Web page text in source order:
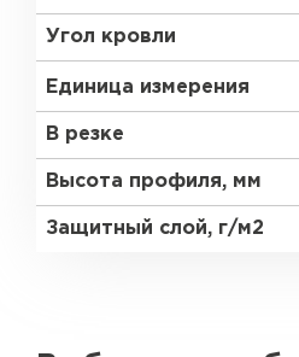
Угол кровли
Единица измерения
В резке
Высота профиля, мм
Защитный слой, г/м2